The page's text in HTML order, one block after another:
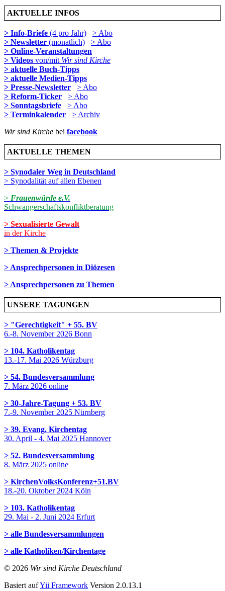
AKTUELLE INFOS
> Info-Briefe (4 pro Jahr)
> Abo
> Newsletter (monatlich)
> Abo
> Online-Veranstaltungen
> Videos von/mit Wir sind Kirche
> aktuelle Buch-Tipps
> aktuelle Medien-Tipps
> Presse-Newsletter
> Abo
> Reform-Ticker
> Abo
> Sonntagsbriefe
> Abo
> Terminkalender
> Archiv
Wir sind Kirche bei facebook
AKTUELLE THEMEN
> Synodaler Weg in Deutschland
> Synodalität auf allen Ebenen
> Frauenwürde e.V.
Schwangerschaftskonfliktberatung
> Sexualisierte Gewalt
in der Kirche
> Themen & Projekte
> Ansprechpersonen in Diözesen
> Ansprechpersonen zu Themen
UNSERE TAGUNGEN
> "Gerechtigkeit" + 55. BV
6.-8. November 2026 Bonn
> 104. Katholikentag
13.-17. Mai 2026 Würzburg
> 54. Bundesversammlung
7. März 2026 online
> 30-Jahre-Tagung + 53. BV
7.-9. November 2025 Nürnberg
> 39. Evang. Kirchentag
30. April - 4. Mai 2025 Hannover
> 52. Bundesversammlung
8. März 2025 online
> KirchenVolksKonferenz+51.BV
18.-20. Oktober 2024 Köln
> 103. Katholikentag
29. Mai - 2. Juni 2024 Erfurt
> alle Bundesversammlungen
> alle Katholiken/Kirchentage
© 2026 Wir sind Kirche Deutschland
Basiert aufYii Framework Version 2.0.13.1